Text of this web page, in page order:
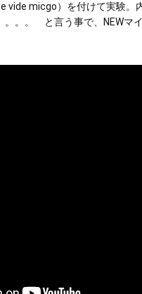
vide micgo）を付けて実験。
。。　と言う事で、NEWマ